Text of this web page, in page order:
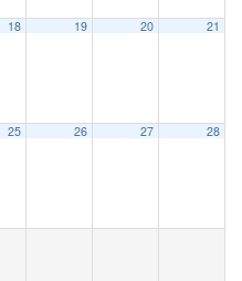
18 19 20 21
25 26 27 28